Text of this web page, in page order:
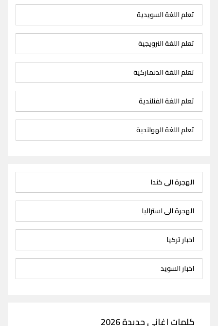
تعلم اللغة السويدية
تعلم اللغة النرويجية
تعلم اللغة الدنماركية
تعلم اللغة الفنلندية
تعلم اللغة الهولندية
الهجرة الى كندا
الهجرة الى استراليا
اخبار تركيا
اخبار السويد
كلمات اغاني جديدة 2026